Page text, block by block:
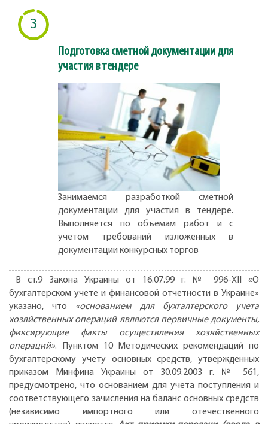
3
Подготовка сметной документации для
участия в тендере
Занимаемся разработкой сметной
документации для участия в тендере.
Выполняется по объемам работ и с
учетом требований изложенных в
документации конкурсных торгов
В ст.9 Закона Украины от 16.07.99 г. № 996-ХІІ «О
бухгалтерском учете и финансовой отчетности в Украине»
указано, что «основанием для бухгалтерского учета
хозяйственных операций являются первичные документы,
фиксирующие факты осуществления хозяйственных
операций». Пунктом 10 Методических рекомендаций по
бухгалтерскому учету основных средств, утвержденных
приказом Минфина Украины от 30.09.2003 г. № 561,
предусмотрено, что основанием для учета поступления и
соответствующего зачисления на баланс основных средств
(независимо импортного или отечественного